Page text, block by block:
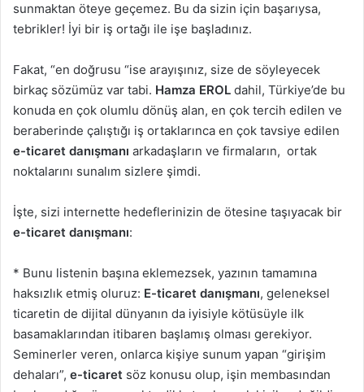
sunmaktan öteye geçemez. Bu da sizin için başarıysa,
tebrikler! İyi bir iş ortağı ile işe başladınız.
Fakat, “en doğrusu “ise arayışınız, size de söyleyecek
birkaç sözümüz var tabi. Hamza EROL dahil, Türkiye’de bu
konuda en çok olumlu dönüş alan, en çok tercih edilen ve
beraberinde çalıştığı iş ortaklarınca en çok tavsiye edilen
e-ticaret danışmanı arkadaşların ve firmaların, ortak
noktalarını sunalım sizlere şimdi.
İşte, sizi internette hedeflerinizin de ötesine taşıyacak bir
e-ticaret danışmanı:
* Bunu listenin başına eklemezsek, yazının tamamına
haksızlık etmiş oluruz: E-ticaret danışmanı, geleneksel
ticaretin de dijital dünyanın da iyisiyle kötüsüyle ilk
basamaklarından itibaren başlamış olması gerekiyor.
Seminerler veren, onlarca kişiye sunum yapan “girişim
dehaları”, e-ticaret söz konusu olup, işin membasından